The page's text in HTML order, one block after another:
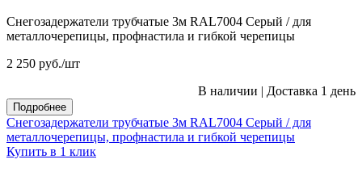
Снегозадержатели трубчатые 3м RAL7004 Серый / для
металлочерепицы, профнастила и гибкой черепицы
2 250 руб./шт
В наличии | Доставка 1 день
Подробнее
Снегозадержатели трубчатые 3м RAL7004 Серый / для
металлочерепицы, профнастила и гибкой черепицы
Купить в 1 клик